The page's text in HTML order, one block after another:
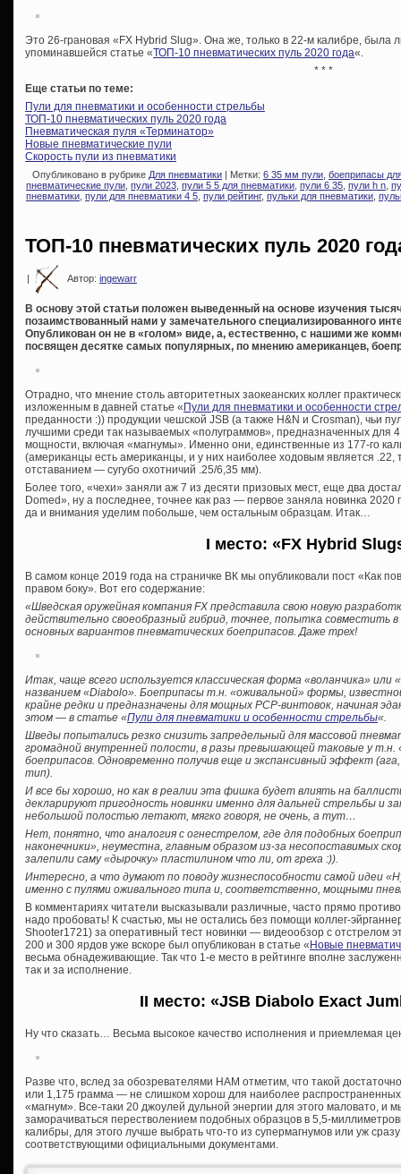
Это 26-грановая «FX Hybrid Slug». Она же, только в 22-м калибре, была
упоминавшейся статье «ТОП-10 пневматических пуль 2020 года«.
* * *
Еще статьи по теме:
Пули для пневматики и особенности стрельбы
ТОП-10 пневматических пуль 2020 года
Пневматическая пуля «Терминатор»
Новые пневматические пули
Скорость пули из пневматики
Опубликовано в рубрике Для пневматики | Метки: 6 35 мм пули боеприпасы
пневматические пули пули 2023 пули 5 5 для пневматики пули 6 35 пули h n
пневматики пули для пневматики 4 5 пули рейтинг, пульки для пневматики
ТОП-10 пневматических пуль 2020
| Автор: ingewarr
В основу этой статьи положен выведенный на основе изучения
позаимствованный нами у замечательного специализированного
Опубликован он не в «голом» виде, а, естественно, с нашими же
посвящен десятке самых популярных, по мнению американцев,
Отрадно, что мнение столь авторитетных заокеанских коллег
изложенным в давней статье « Пули для пневматики и особенности
преданности :)) продукции чешской JSB (а также H&N и Crosman), чьи
лучшими среди так называемых «полуграммов», предназначенных для
мощности, включая «магнумы». Именно они, единственные из 177-го
(американцы есть американцы, и у них наиболее ходовым является
отставанием — сугубо охотничий .25/6,35 мм).
Более того, «чехи» заняли аж 7 из десяти призовых мест, еще два
Domed», ну а последнее, точнее как раз — первое заняла новинка
да и внимания уделим побольше, чем остальным образцам. Итак…
I место: «FX Hybrid
В самом конце 2019 года на страничке ВК мы опубликовали пост «Как
правом боку». Вот его содержание:
«Шведская оружейная компания FX представила свою новую
действительно своеобразный гибрид, точнее, попытка совместить
основных вариантов пневматических боеприпасов. Даже трех!
Итак, чаще всего используется классическая форма «воланчика»
названием «Diabolo». Боеприпасы т.н. «оживальной» формы,
крайне редки и предназначены для мощных PCP-винтовок, начиная
этом — в статье «Пули для пневматики и особенности стрельбы«.
Шведы попытались резко снизить запредельный для массовой
громадной внутренней полости, в разы превышающей таковые у т.н.
боеприпасов. Одновременно получив еще и экспансивный эффект
тип).
И все бы хорошо, но как в реалии эта фишка будет влиять на
декларируют пригодность новинки именно для дальней стрельбы и
небольшой полостью летают, мягко говоря, не очень, а тут…
Нет, понятно, что аналогия с огнестрелом, где для подобных
наконечники», неуместна, главным образом из-за несопоставимых
залепили саму «дырочку» пластилином что ли, от греха :)).
Интересно, а что думают по поводу жизнеспособности самой идеи
именно с пулями оживального типа и, соответственно, мощными
В комментариях читатели высказывали различные, часто прямо
надо пробовать! К счастью, мы не остались без помощи коллег-
Shooter1721) за оперативный тест новинки — видеообзор с отстрелом
200 и 300 ярдов уже вскоре был опубликован в статье « Новые
весьма обнадеживающие. Так что 1-е место в рейтинге вполне
так и за исполнение.
II место: «JSB Diabolo Exact
Ну что сказать… Весьма высокое качество исполнения и приемлемая
Разве что, вслед за обозревателями HAM отметим, что такой
или 1,175 грамма — не слишком хорош для наиболее
«магнум». Все-таки 20 джоулей дульной энергии для этого маловато, и
заморачиваться перестволением подобных образцов в 5,5-
калибры, для этого лучше выбрать что-то из супермагнумов или уж
соответствующими официальными документами.